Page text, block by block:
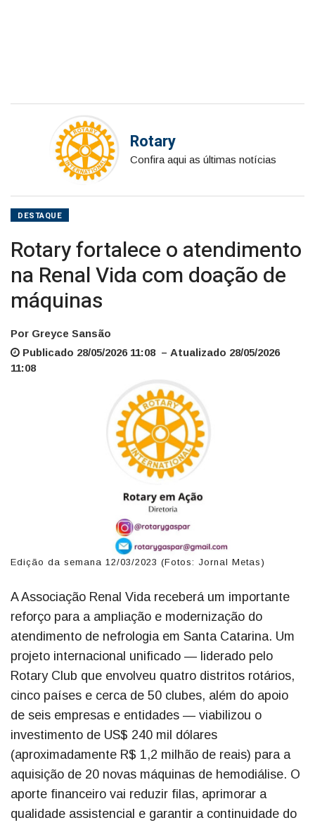
Rotary
Confira aqui as últimas notícias
DESTAQUE
Rotary fortalece o atendimento
na Renal Vida com doação de
máquinas
Por Greyce Sansão
Publicado 28/05/2026 11:08 – Atualizado 28/05/2026
11:08
Edição da semana 12/03/2023 (Fotos: Jornal Metas)
A Associação Renal Vida receberá um importante
reforço para a ampliação e modernização do
atendimento de nefrologia em Santa Catarina. Um
projeto internacional unificado — liderado pelo
Rotary Club que envolveu quatro distritos rotários,
cinco países e cerca de 50 clubes, além do apoio
de seis empresas e entidades — viabilizou o
investimento de US$ 240 mil dólares
(aproximadamente R$ 1,2 milhão de reais) para a
aquisição de 20 novas máquinas de hemodiálise. O
aporte financeiro vai reduzir filas, aprimorar a
qualidade assistencial e garantir a continuidade do